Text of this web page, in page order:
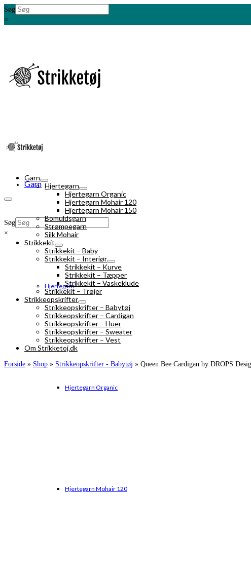
Søg
×
Garn
Hjertegarn
Hjertegarn Organic
Hjertegarn Mohair 120
Søg
×
Garn
Hjertegarn
Hjertegarn Organic
Hjertegarn Mohair 120
Hjertegarn Mohair 150
Bomuldsgarn
Strømpegarn
Silk Mohair
Strikkekit
Strikkekit – Baby
Strikkekit – Interiør
Strikkekit – Kurve
Strikkekit – Tæpper
Strikkekit – Vaskeklude
Strikkekit – Trøjer
Strikkeopskrifter
Strikkeopskrifter – Babytøj
Strikkeopskrifter – Cardigan
Strikkeopskrifter – Huer
Strikkeopskrifter – Sweater
Strikkeopskrifter – Vest
Om Strikketoj.dk
Forside » Shop » Strikkeopskrifter - Babytøj » Queen Bee Cardigan by DROPS